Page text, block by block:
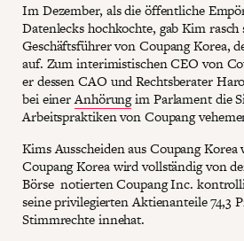
Im Dezember, als die öffentliche
Datenlecks hochkochte, gab Kim rasch
Geschäftsführer von Coupang Korea,
auf. Zum interimistischen CEO von
er dessen CAO und Rechtsberater
bei einerAnhörungim Parlament die
Arbeitspraktiken von Coupang
Kims Ausscheiden aus Coupang
Coupang Korea wird vollständig von
Börse notierten Coupang Inc.
seine privilegierten Aktienanteile 74,3
Stimmrechte innehat.